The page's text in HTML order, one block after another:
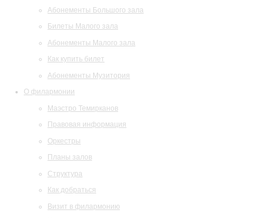
Абонементы Большого зала
Билеты Малого зала
Абонементы Малого зала
Как купить билет
Абонементы Музитория
О филармонии
Маэстро Темирканов
Правовая информация
Оркестры
Планы залов
Структура
Как добраться
Визит в филармонию